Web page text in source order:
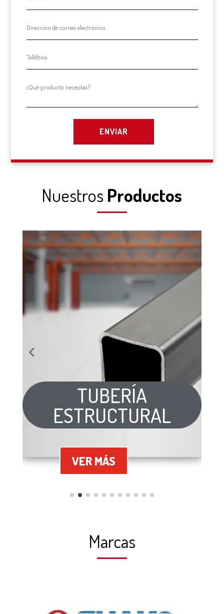
ENVIAR
Nuestros Productos
TUBERÍA
ESTRUCTURAL
VER MÁS
Marcas